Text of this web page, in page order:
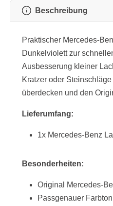
Beschreibung
Praktischer Mercedes-
Dunkelviolett zur
Ausbesserung kleiner
Kratzer oder
überdecken und den
Lieferumfang:
1x Mercedes-Benz
Besonderheiten:
Original Mercedes-
Passgenauer